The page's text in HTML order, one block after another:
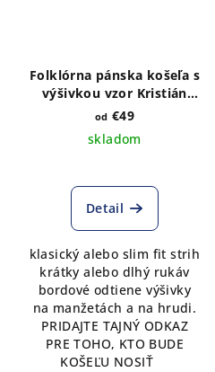
Folklórna pánska košeľa s
výšivkou vzor Kristián
bordo2 pásy
od €49
skladom
Detail
klasický alebo slim fit strih
krátky alebo dlhý rukáv
bordové odtiene výšivky
na manžetách a na hrudi.
PRIDAJTE TAJNÝ ODKAZ
PRE TOHO, KTO BUDE
KOŠEĽU NOSIŤ